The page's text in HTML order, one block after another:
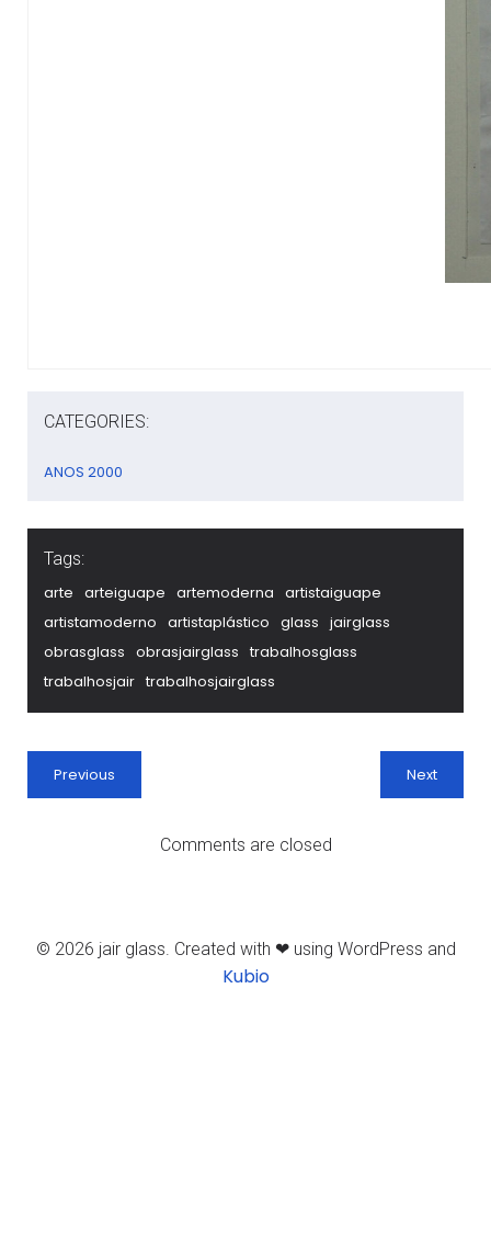
CATEGORIES:
ANOS 2000
Tags:
arte arteiguape artemoderna artistaiguape
artistamoderno artistaplástico glass jairglass
obrasglass obrasjairglass trabalhosglass
trabalhosjair trabalhosjairglass
Previous Next
Comments are closed
© 2026 jair glass. Created with ❤ using WordPress and
Kubio